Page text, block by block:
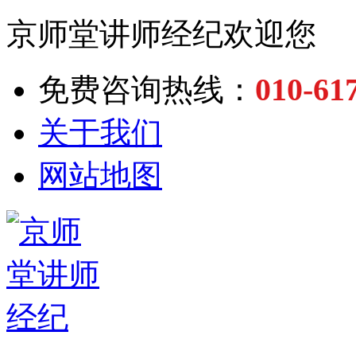
京师堂讲师经纪欢迎您
免费咨询热线： 010-
关于我们
网站地图